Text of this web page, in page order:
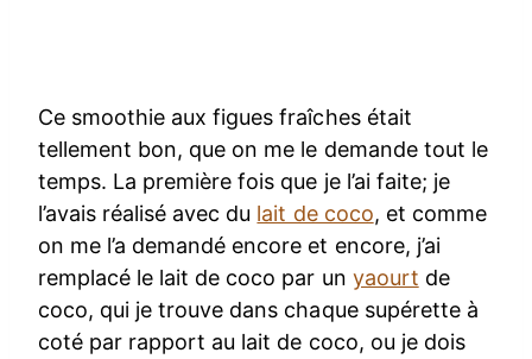
Ce smoothie aux figues fraîches était
tellement bon, que on me le demande tout le
temps. La première fois que je l’ai faite; je
l’avais réalisé avec du lait de coco, et comme
on me l’a demandé encore et encore, j’ai
remplacé le lait de coco par un yaourt de
coco, qui je trouve dans chaque supérette à
coté par rapport au lait de coco, ou je dois